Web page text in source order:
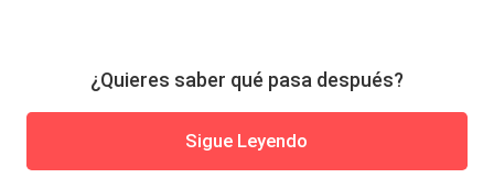
¿Quieres saber qué pasa después?
Sigue Leyendo